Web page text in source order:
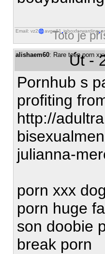
Email: vz2 avgo61 inboxforwarding
Toto je
alishaem60: Rare teen porn
Út -
Pornhub s
profiting
http://
julianna-
porn xxx
porn huge
son doobie
break porn